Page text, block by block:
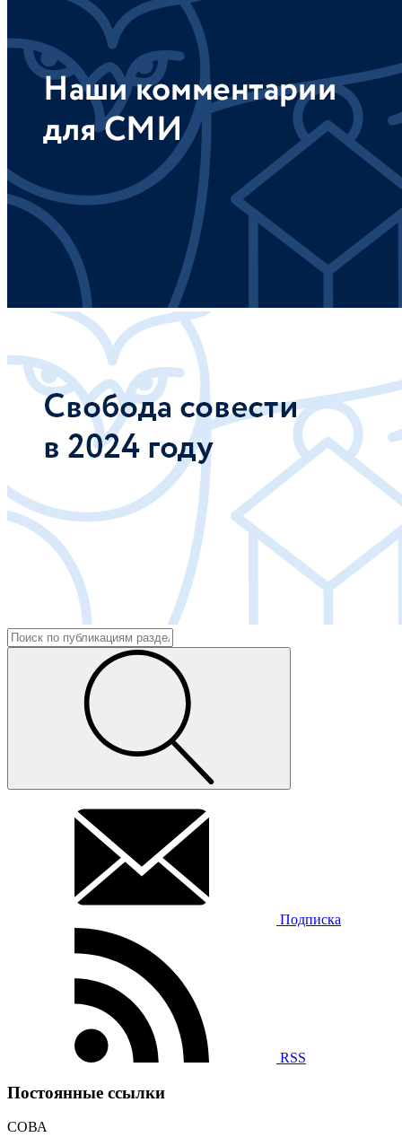
Подписка
RSS
Постоянные ссылки
СОВА